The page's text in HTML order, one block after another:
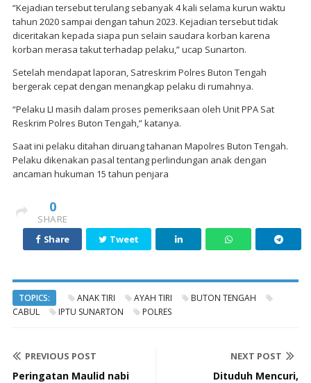
“Kejadian tersebut terulang sebanyak 4 kali selama kurun waktu
tahun 2020 sampai dengan tahun 2023. Kejadian tersebut tidak
diceritakan kepada siapa pun selain saudara korban karena
korban merasa takut terhadap pelaku,” ucap Sunarton.
Setelah mendapat laporan, Satreskrim Polres Buton Tengah
bergerak cepat dengan menangkap pelaku di rumahnya.
“Pelaku LI masih dalam proses pemeriksaan oleh Unit PPA Sat
Reskrim Polres Buton Tengah,” katanya.
Saat ini pelaku ditahan diruang tahanan Mapolres Buton Tengah.
Pelaku dikenakan pasal tentang perlindungan anak dengan
ancaman hukuman 15 tahun penjara
0
SHARE
Share
Tweet
TOPICS: ANAK TIRI AYAH TIRI
BUTON TENGAH
CABUL
IPTU SUNARTON POLRES
PREVIOUS POST
Peringatan Maulid nabi
NEXT POST
Dituduh Mencuri,